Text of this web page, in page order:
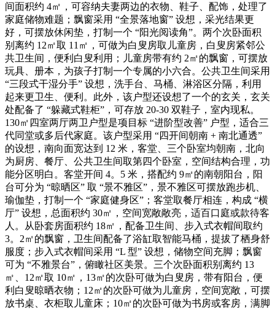
间面积约 4㎡，可容纳夫妻两边的衣物、鞋子、配饰，处理了
家庭储物难题；飘窗采用 “全景落地窗” 设想，采光结果更
好，可摆放休闲垫，打制一个 “阳光阅读角”。两个次卧面积
别离约 12㎡取 11㎡，可做为白叟房取儿童房，白叟房紧邻公
共卫生间，便利白叟利用；儿童房带有约 2㎡的飘窗，可摆放
玩具、册本，为孩子打制一个专属的小六合。公共卫生间采用
“三段式干湿分手” 设想，洗手台、马桶、淋浴区分隔，利用
起来更卫生、便利。此外，该户型还设想了一个的玄关，玄关
处配备了 “躲藏式鞋柜”，可存放 20-30 双鞋子，室内现私。
130㎡四室两厅两卫户型是项目标 “进阶型改善” 户型，适合三
代同堂或多后代家庭。该户型采用 “四开间朝南 + 南北通透”
的设想，南向面宽达到 12 米，客堂、三个卧室均朝南，北向
为厨房、餐厅、公共卫生间取第四个卧室，空间结构合理，功
能分区明白。客堂开间 4。5 米，搭配约 9㎡的南朝阳台，阳
台可分为 “晾晒区” 取 “景不雅区”，景不雅区可摆放跑步机、
瑜伽垫，打制一个 “家庭健身区”；客堂取餐厅相连，构成 “横
厅” 设想，总面积约 30㎡，空间宽敞敞亮，适百口庭或款待客
人。从卧套房面积约 18㎡，配备卫生间、步入式衣帽间取约
3。2㎡的飘窗，卫生间配备了浴缸取智能马桶，提拔了栖身舒
服度；步入式衣帽间采用 “L 型” 设想，储物空间充脚；飘窗
可为 “不雅景台”，俯瞰社区美景。三个次卧面积别离约 13
㎡、12㎡取 10㎡，13㎡的次卧可做为白叟房，带有阳台，便
利白叟晾晒衣物；12㎡的次卧可做为儿童房，空间宽敞，可摆
放书桌、衣柜取儿童床；10㎡的次卧可做为书房或客房，满脚